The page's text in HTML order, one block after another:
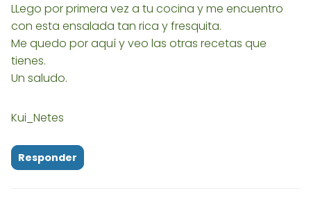
LLego por primera vez a tu cocina y me encuentro
con esta ensalada tan rica y fresquita.
Me quedo por aquí y veo las otras recetas que
tienes.
Un saludo.
Kui_Netes
Responder